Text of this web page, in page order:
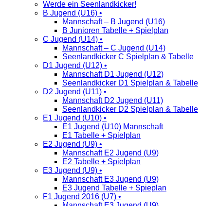
Werde ein Seenlandkicker!
B Jugend (U16) •
Mannschaft – B Jugend (U16)
B Junioren Tabelle + Spielplan
C Jugend (U14) •
Mannschaft – C Jugend (U14)
Seenlandkicker C Spielplan & Tabelle
D1 Jugend (U12) •
Mannschaft D1 Jugend (U12)
Seenlandkicker D1 Spielplan & Tabelle
D2 Jugend (U11) •
Mannschaft D2 Jugend (U11)
Seenlandkicker D2 Spielplan & Tabelle
E1 Jugend (U10) •
E1 Jugend (U10) Mannschaft
E1 Tabelle + Spielplan
E2 Jugend (U9) •
Mannschaft E2 Jugend (U9)
E2 Tabelle + Spielplan
E3 Jugend (U9) •
Mannschaft E3 Jugend (U9)
E3 Jugend Tabelle + Spieplan
F1 Jugend 2016 (U7) •